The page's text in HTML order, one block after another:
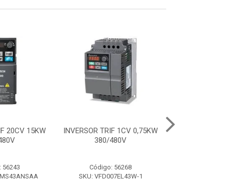
20CV 15KW
56243
INVERSOR TRIF 1CV 0,75KW
380/480V
Código: 56268
SKU: VFD007EL43W-1